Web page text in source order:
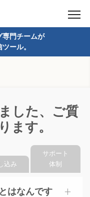
専門チームが
ール。
した、ご質
ます。
込み
サポート
体制
はなんです